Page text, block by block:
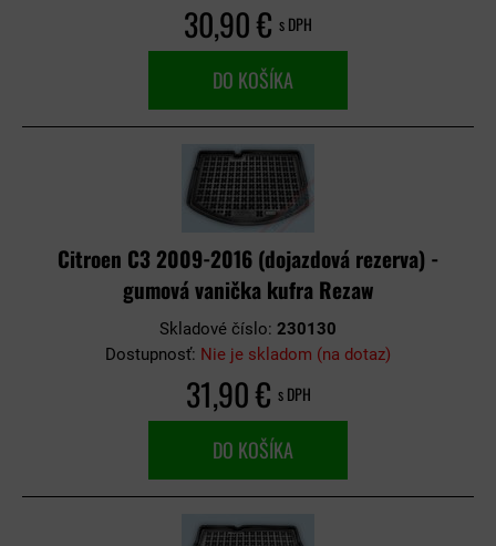
30,90 € s DPH
DO KOŠÍKA
Citroen C3 2009-2016 (dojazdová rezerva) -
gumová vanička kufra Rezaw
Skladové číslo: 230130
Dostupnosť: Nie je skladom (na dotaz)
31,90 € s DPH
DO KOŠÍKA